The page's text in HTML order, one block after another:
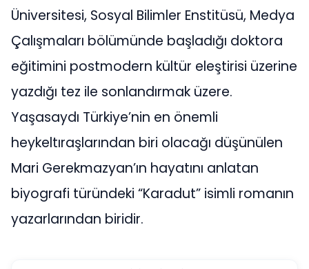
Üniversitesi, Sosyal Bilimler Enstitüsü, Medya
Çalışmaları bölümünde başladığı doktora
eğitimini postmodern kültür eleştirisi üzerine
yazdığı tez ile sonlandırmak üzere.
Yaşasaydı Türkiye’nin en önemli
heykeltıraşlarından biri olacağı düşünülen
Mari Gerekmazyan’ın hayatını anlatan
biyografi türündeki “Karadut” isimli romanın
yazarlarından biridir.